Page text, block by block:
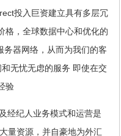
投入巨资建立具有多层冗
格，全球数据中心和优化的
务器网络，从而为我们的客
无忧无虑的服务 即使在交
验
经纪人业务模式和运营是
量资源，并自豪地为外汇